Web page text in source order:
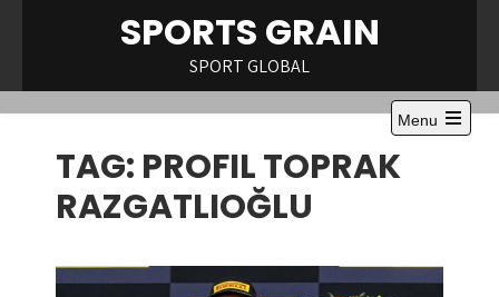
SPORTS GRAIN
SPORT GLOBAL
Menu
Open
TAG: PROFIL TOPRAK
RAZGATLIOĞLU